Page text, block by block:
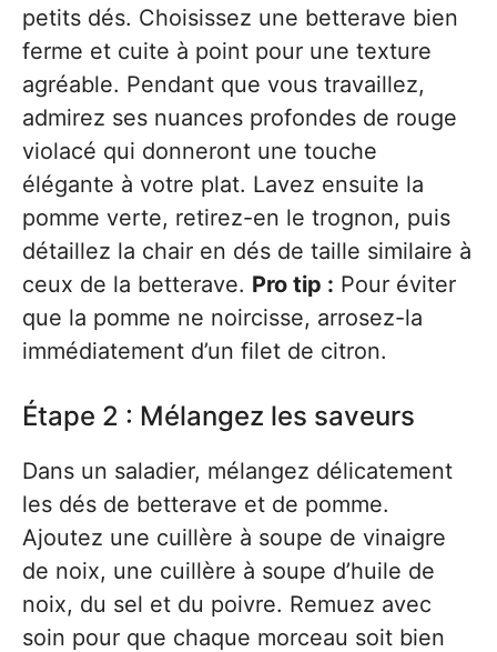
petits dés. Choisissez une betterave bien
ferme et cuite à point pour une texture
agréable. Pendant que vous travaillez,
admirez ses nuances profondes de rouge
violacé qui donneront une touche
élégante à votre plat. Lavez ensuite la
pomme verte, retirez-en le trognon, puis
détaillez la chair en dés de taille similaire à
ceux de la betterave. Pro tip : Pour éviter
que la pomme ne noircisse, arrosez-la
immédiatement d’un filet de citron.
Étape 2 : Mélangez les saveurs
Dans un saladier, mélangez délicatement
les dés de betterave et de pomme.
Ajoutez une cuillère à soupe de vinaigre
de noix, une cuillère à soupe d’huile de
noix, du sel et du poivre. Remuez avec
soin pour que chaque morceau soit bien